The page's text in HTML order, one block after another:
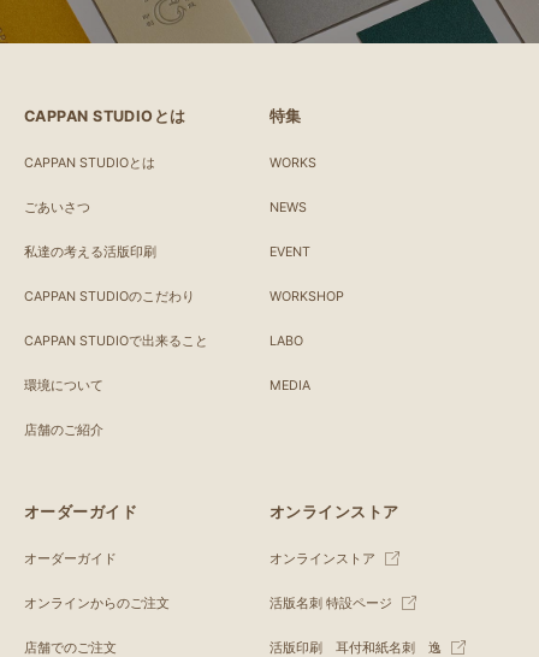
CAPPAN STUDIOとは
CAPPAN STUDIOとは
ごあいさつ
私達の考える活版印刷
CAPPAN STUDIOのこだわり
CAPPAN STUDIOで出来ること
環境について
店舗のご紹介
特集
WORKS
NEWS
EVENT
WORKSHOP
LABO
MEDIA
オーダーガイド
オーダーガイド
オンラインからのご注文
店舗でのご注文
オンラインストア
オンラインストア
活版名刺 特設ページ
活版印刷 耳付和紙名刺 逸